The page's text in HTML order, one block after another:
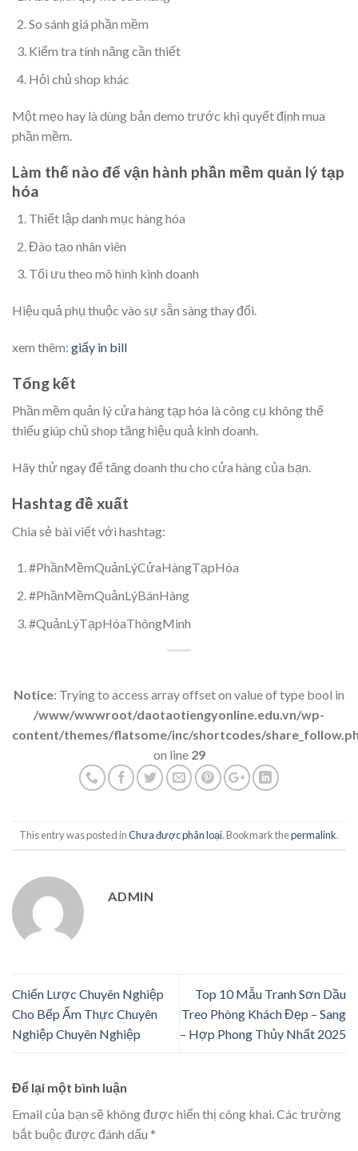
So sánh giá phần mềm
Kiểm tra tính năng cần thiết
Hỏi chủ shop khác
Một mẹo hay là dùng bản demo trước khi quyết định mua
phần mềm.
Làm thế nào để vận hành phần mềm quản lý tạp
hóa
Thiết lập danh mục hàng hóa
Đào tạo nhân viên
Tối ưu theo mô hình kinh doanh
Hiệu quả phụ thuộc vào sự sẵn sàng thay đổi.
xem thêm: giấy in bill
Tổng kết
Phần mềm quản lý cửa hàng tạp hóa là công cụ không thể
thiếu giúp chủ shop tăng hiệu quả kinh doanh.
Hãy thử ngay để tăng doanh thu cho cửa hàng của bạn.
Hashtag đề xuất
Chia sẻ bài viết với hashtag:
#PhầnMềmQuảnLýCửaHàngTạpHóa
#PhầnMềmQuảnLýBánHàng
#QuảnLýTạpHóaThôngMinh
Notice: Trying to access array offset on value of type bool in
/www/wwwroot/daotaotiengyonline.edu.vn/wp-
content/themes/flatsome/inc/shortcodes/
on line 29
This entry was posted inChưa được phân loại. Bookmark thepermalink.
ADMIN
Chiến Lược Chuyên Nghiệp
Cho Bếp Ẩm Thực Chuyên
Nghiệp Chuyên Nghiệp
Top 10 Mẫu Tranh Sơn Dầu
Treo Phòng Khách Đẹp – Sang
– Hợp Phong Thủy Nhất 2025
Để lại một bình luận
Email của bạn sẽ không được hiển thị công khai.Các trường
bắt buộc được đánh dấu *